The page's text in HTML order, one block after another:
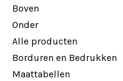
Boven
Onder
Alle producten
Borduren en Bedrukken
Maattabellen